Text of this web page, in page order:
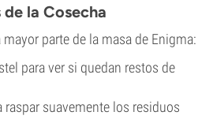
la Cosecha
parte de la masa de Enigma:
para ver si quedan restos de
raspar suavemente los residuos